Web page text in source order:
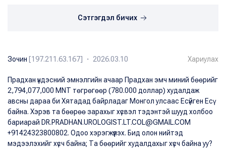
Сэтгэгдэл бичих
Зочин [197.211.63.167] ・ 2026.03.10 Хариулах
Прадхан үндэсний эмнэлгийн ачаар Прадхан эмч миний бөөрийг
2,794,077,000 MNT төгрөгөөр (780.000 доллар) худалдаж
авсны дараа би Хятадад байрладаг Монгол улсаас Есүйген Есү
байна. Хэрэв та бөөрөө зарахыг хүсвэл тэдэнтэй шууд холбоо
бариарай DR.PRADHAN.UROLOGIST.LT.COL@GMAIL.COM
+91424323800802. Одоо хэрэгжүүлэх. Бид олон нийтэд
мэдээлэхийг хүсч байна; Та бөөрийг худалдахыг хүсч байна уу?